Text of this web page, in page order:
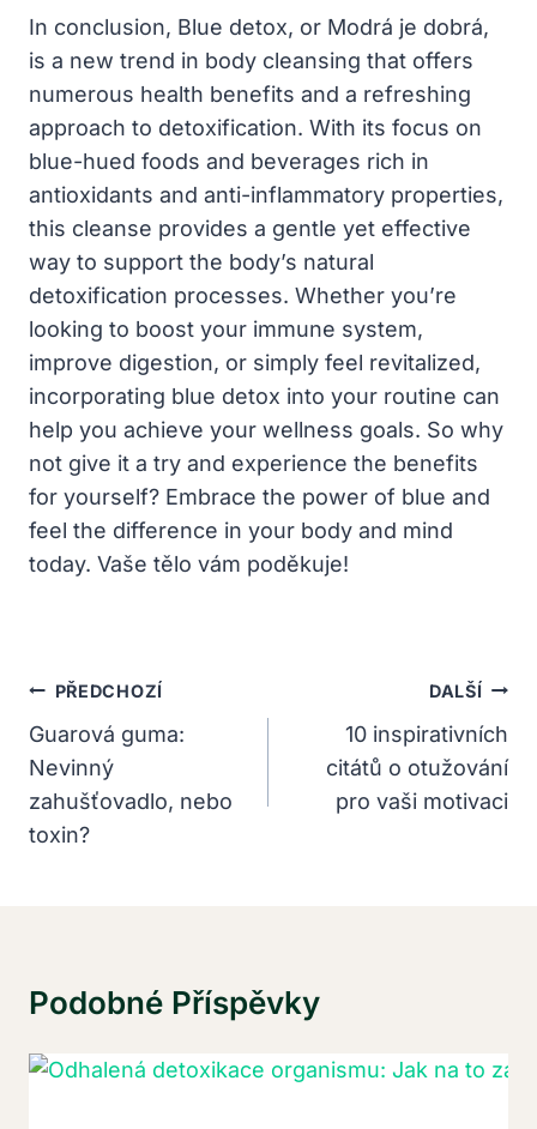
In conclusion, Blue detox, or Modrá je dobrá,
is a new trend in body cleansing that offers
numerous health benefits and a refreshing
approach to detoxification. With its focus on
blue-hued foods and beverages rich in
antioxidants and anti-inflammatory properties,
this cleanse provides a gentle yet effective
way to support the body’s natural
detoxification processes. Whether you’re
looking to boost your immune system,
improve digestion, or simply feel revitalized,
incorporating blue detox into your routine can
help you achieve your wellness goals. So why
not give it a try and experience the benefits
for yourself? Embrace the power of blue and
feel the difference in your body and mind
today. Vaše tělo vám poděkuje!
Navigace
Pro
Příspěvek
PŘEDCHOZÍ
Guarová guma:
Nevinný
zahušťovadlo, nebo
toxin?
DALŠÍ
10 inspirativních
citátů o otužování
pro vaši motivaci
Podobné Příspěvky